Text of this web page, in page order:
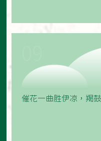
催花一曲胜伊凉，羯